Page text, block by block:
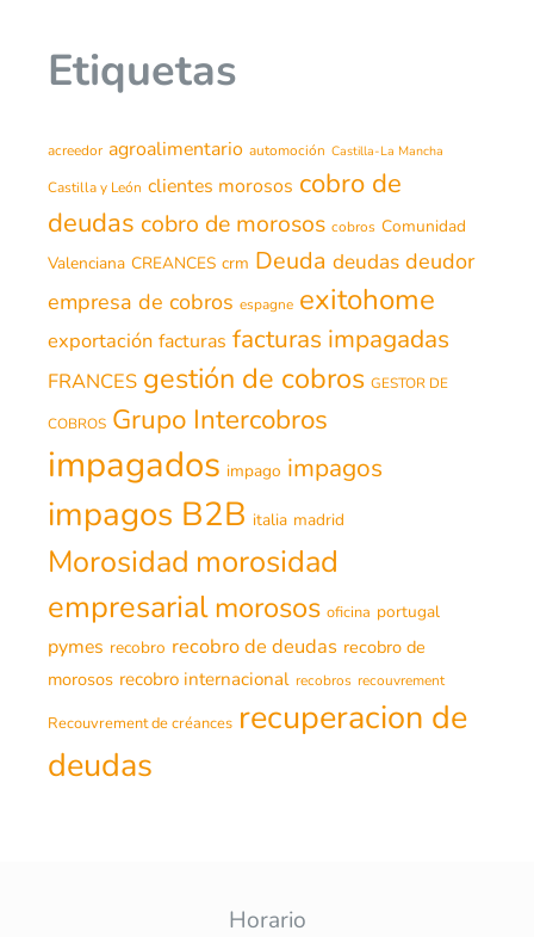
Etiquetas
acreedor agroalimentario automoción Castilla-La Mancha
Castilla y León clientes morosos cobro de
deudas cobro de morosos cobros Comunidad
Valenciana CREANCES crm Deuda deudas deudor
empresa de cobros espagne exitohome
exportación facturas facturas impagadas
FRANCES gestión de cobros GESTOR DE
COBROS Grupo Intercobros
impagados impago impagos
impagos B2B italia madrid
Morosidad morosidad
empresarialmorosos oficina portugal
pymes recobro recobro de deudas recobro de
morosos recobro internacional recobros recouvrement
Recouvrement de créances recuperacion de
deudas
Horario